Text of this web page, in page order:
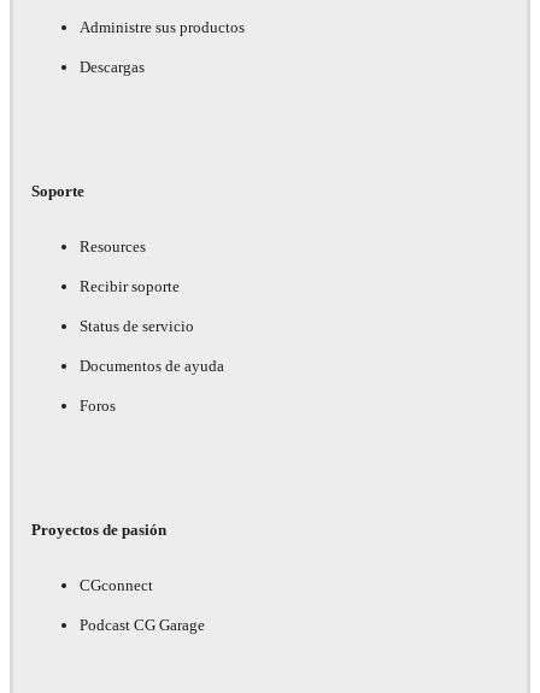
Administre sus productos
Descargas
Soporte
Resources
Recibir soporte
Status de servicio
Documentos de ayuda
Foros
Proyectos de pasión
CGconnect
Podcast CG Garage